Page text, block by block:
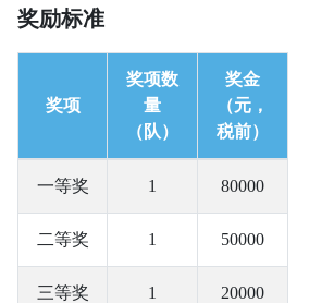
奖励标准
奖项
奖项数
量
（队）
奖金
（元，
税前）
一等奖 1 80000
二等奖 1 50000
三等奖 1 20000